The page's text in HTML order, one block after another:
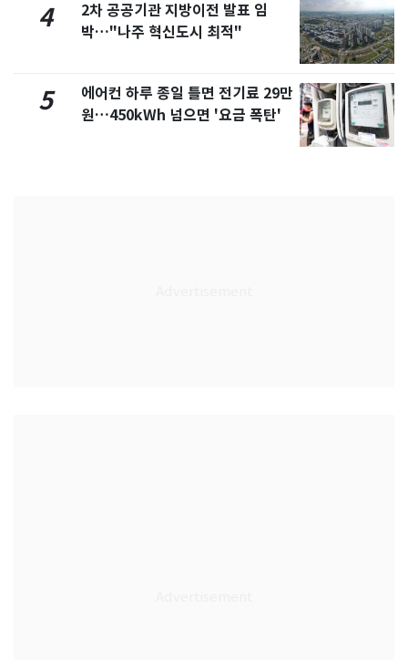
4
2차 공공기관 지방이전 발표 임
박…"나주 혁신도시 최적"
5
에어컨 하루 종일 틀면 전기료 29만
원…450kWh 넘으면 '요금 폭탄'